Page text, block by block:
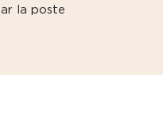
la poste